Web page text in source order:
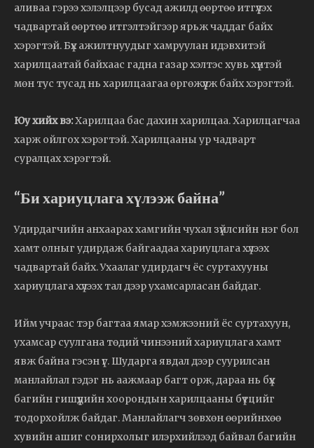
аливаа гэрээ хэлэлцээр бусад ажилд өөртөө итгүүлэх
чадвартай өөртөө итгэлтэйгээр ярьж чаддаг байх
хэрэгтэй. Бүх ажилтнуудыг хамруулан идэвхитэй
харилцаатай байхаас гадна газар хэлтэс хувь хүнтэй
мөн тус тусад нь харилцаагаа өргөжүүлж байх хэрэгтэй.
Юу хийх вэ:Харилцаа бас дахин харилцаа. Харилцагчаа
харж ойлгох хэрэгтэй. Харилцааны ур чадварт
суралцах хэрэгтэй.
“Би хариуцлага хүлээж байна”
Удирдагчийн анхаарах хамгийн чухал зүйлсийн нэг бол
хамт олныг удирдаж байгаадаа хариуцлага хүлээх
чадвартай байх. Ухаалаг удирдагч ёс суртахууны
хариуцлага хүлээх тал дээр ухамсарласан байдаг.
Ийм учраас тэр багтаа ямар хэмжээний ёс суртахуун,
ухамсар суулгана төдий чинээний хариуцлага хамт
явж байна гэсэн үг. Шударга явдал дээр суурилсан
манлайлал гэдэг нь аажмаар багт орж, дараа нь бүх
багийн гишүүдийн хоорондын харилцааны бүтцийг
тодорхойлж байдаг. Манлайлагч зөвхөн өөрийнхөө
хувийн ашиг сонирхолыг илэрхийлээд байвал багийн